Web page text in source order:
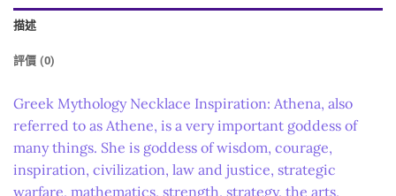
描述
評價 (0)
Greek Mythology Necklace Inspiration: Athena, also
referred to as Athene, is a very important goddess of
many things. She is goddess of wisdom, courage,
inspiration, civilization, law and justice, strategic
warfare, mathematics, strength, strategy, the arts,